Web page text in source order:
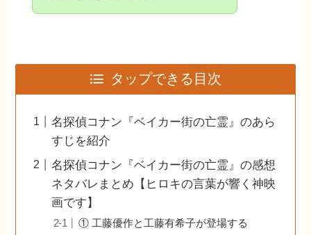
タップできる目次
名探偵コナン『ベイカー街の亡霊』のあら
すじを紹介
名探偵コナン『ベイカー街の亡霊』の感想
ネタバレまとめ【ヒロキの言葉が響く神映
画です】
① 工藤優作と工藤有希子が登場する